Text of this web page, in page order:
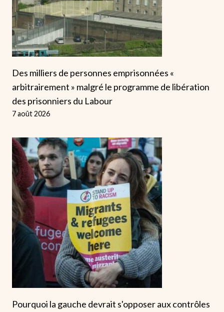
Des milliers de personnes emprisonnées «
arbitrairement » malgré le programme de libération
des prisonniers du Labour
7 août 2026
Pourquoi la gauche devrait s'opposer aux contrôles